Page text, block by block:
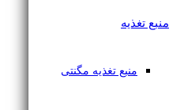
منبع تغذیه
منبع تغذیه مگنتی